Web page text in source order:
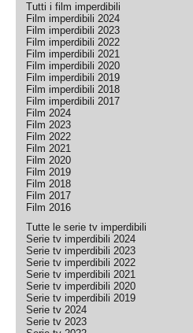
Tutti i film imperdibili
Film imperdibili 2024
Film imperdibili 2023
Film imperdibili 2022
Film imperdibili 2021
Film imperdibili 2020
Film imperdibili 2019
Film imperdibili 2018
Film imperdibili 2017
Film 2024
Film 2023
Film 2022
Film 2021
Film 2020
Film 2019
Film 2018
Film 2017
Film 2016
Tutte le serie tv imperdibili
Serie tv imperdibili 2024
Serie tv imperdibili 2023
Serie tv imperdibili 2022
Serie tv imperdibili 2021
Serie tv imperdibili 2020
Serie tv imperdibili 2019
Serie tv 2024
Serie tv 2023